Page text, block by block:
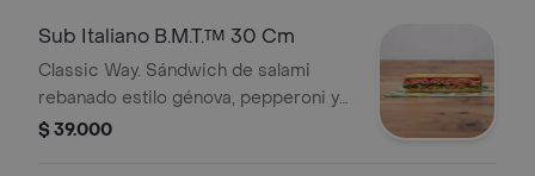
Sub Italiano B.M.T.™ 30 Cm
Classic Way. Sándwich de salami
rebanado estilo génova, pepperoni y
jamón con tu elección de quesos,
$ 39.000